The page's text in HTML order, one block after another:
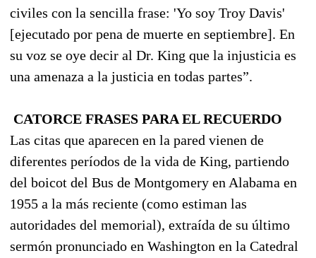
civiles con la sencilla frase: 'Yo soy Troy Davis'
[ejecutado por pena de muerte en septiembre]. En
su voz se oye decir al Dr. King que la injusticia es
una amenaza a la justicia en todas partes”.
CATORCE FRASES PARA EL RECUERDO
Las citas que aparecen en la pared vienen de
diferentes períodos de la vida de King, partiendo
del boicot del Bus de Montgomery en Alabama en
1955 a la más reciente (como estiman las
autoridades del memorial), extraída de su último
sermón pronunciado en Washington en la Catedral